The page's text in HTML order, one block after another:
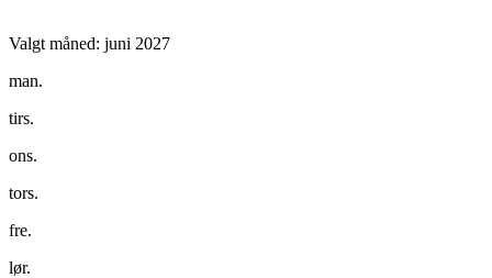
Valgt måned: juni 2027
man.
tirs.
ons.
tors.
fre.
lør.